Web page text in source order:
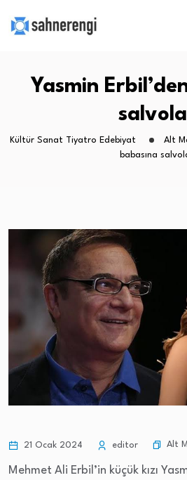
Yasmin
Kültür Sanat Tiyatro Edebiyat Alt
babasına
21 Ocak 2024 editor Alt
Mehmet Ali Erbil’in küçük kızı